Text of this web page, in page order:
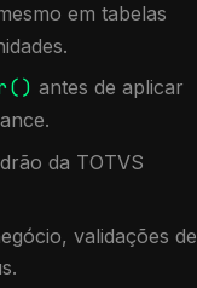
em tabelas
antes de aplicar
da TOTVS
validações de